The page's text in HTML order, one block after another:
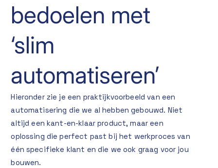
bedoelen met
‘slim
automatiseren’
Hieronder zie je een praktijkvoorbeeld van een
automatisering die we al hebben gebouwd. Niet
altijd een kant-en-klaar product, maar een
oplossing die perfect past bij het werkproces van
één specifieke klant en die we ook graag voor jou
bouwen.